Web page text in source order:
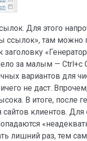
Для этого
ссылок», там можно
за малым — Ctrl+c
вариантов для
не даст.
В итоге, после
сайтов клиентов.
лишний раз, тем